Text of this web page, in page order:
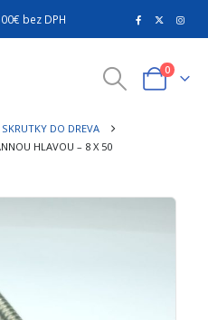
bez DPH
0
DO DREVA
HLAVOU – 8 X 50